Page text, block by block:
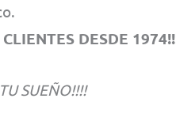
DESDE 1974!!
SUEÑO!!!!